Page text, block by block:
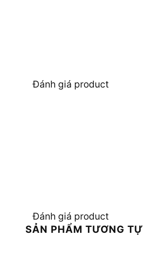
Đánh giá product
Đánh giá product
SẢN PHẨM TƯƠNG TỰ